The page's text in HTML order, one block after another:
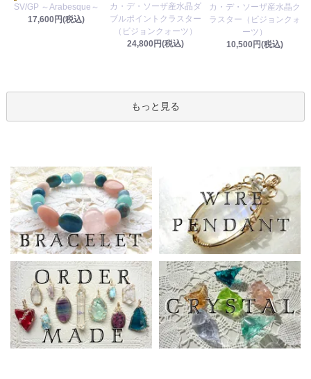
SV/GP ～Arabesque～
17,600円(税込)
カ・デ・ソーザ産水晶ダ
ブルポイントクラスター
（ビジョンクォーツ）
24,800円(税込)
カ・デ・ソーザ産水晶ク
ラスター（ビジョンクォ
ーツ）
10,500円(税込)
もっと見る